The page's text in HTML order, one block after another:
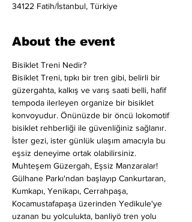
34122 Fatih/İstanbul, Türkiye
About the event
Bisiklet Treni Nedir?
Bisiklet Treni, tıpkı bir tren gibi, belirli bir
güzergahta, kalkış ve varış saati belli, hafif
tempoda ilerleyen organize bir bisiklet
konvoyudur. Önünüzde bir öncü lokomotif
bisiklet rehberliği ile güvenliğiniz sağlanır.
İster gezi, ister günlük ulaşım amacıyla bu
eşsiz deneyime ortak olabilirsiniz.
Muhteşem Güzergah, Eşsiz Manzaralar!
Gülhane Parkı'ndan başlayıp Cankurtaran,
Kumkapı, Yenikapı, Cerrahpaşa,
Kocamustafapaşa üzerinden Yedikule'ye
uzanan bu yolculukta, banliyö tren yolu